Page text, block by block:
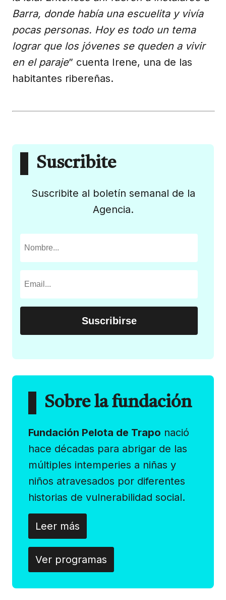
Barra, donde había una escuelita y vivía
pocas personas. Hoy es todo un tema
lograr que los jóvenes se queden a vivir
en el paraje” cuenta Irene, una de las
habitantes ribereñas.
Suscribite
Suscribite al boletín semanal de la
Agencia.
Sobre la fundación
Fundación Pelota de Trapo nació
hace décadas para abrigar de las
múltiples intemperies a niñas y
niños atravesados por diferentes
historias de vulnerabilidad social.
Leer más
Ver programas